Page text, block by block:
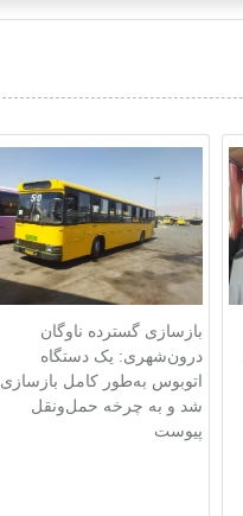
بازسازی گسترده ناوگان
درون‌شهری: یک دستگاه
اتوبوس به‌طور کامل بازسازی
شد و به چرخه حمل‌ونقل
پیوست